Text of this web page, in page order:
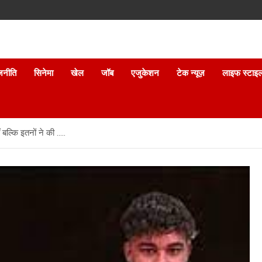
सिनेमा खेल जॉब एजुकेशन टेक न्यूज़ लाइफ
इतनों ने की …..